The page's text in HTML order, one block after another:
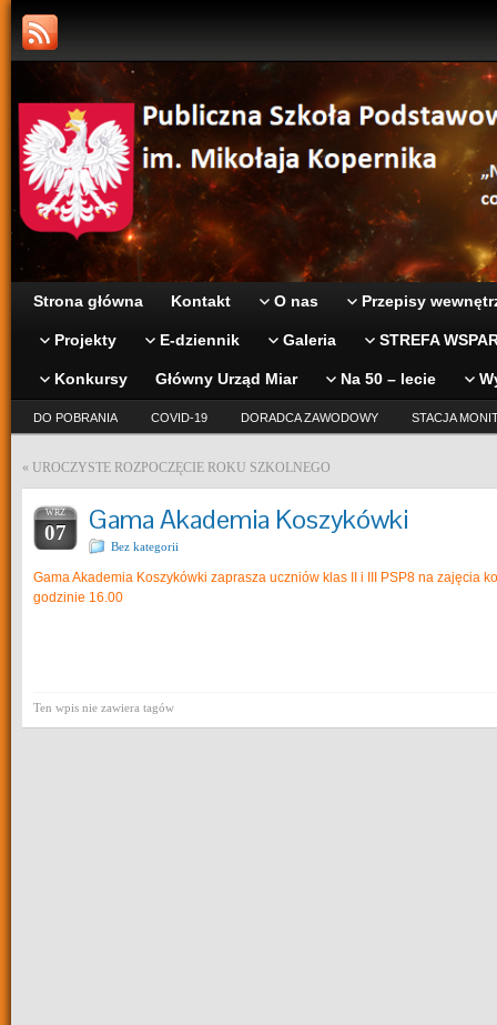
Strona główna Kontakt O nas Przepisy
Projekty E-dziennik Galeria STREFA
Konkursy Główny Urząd Miar Na 50 – lecie
DO POBRANIA COVID-19 DORADCA ZAWODOWY STACJA
« UROCZYSTE ROZPOCZĘCIE ROKU SZKOLNEGO
WRZ
07 Gama Akademia Koszykówki
Bez kategorii
Gama Akademia Koszykówki zaprasza uczniów klas II i III PSP8 na zajęcia
godzinie 16.00
Ten wpis nie zawiera tagów